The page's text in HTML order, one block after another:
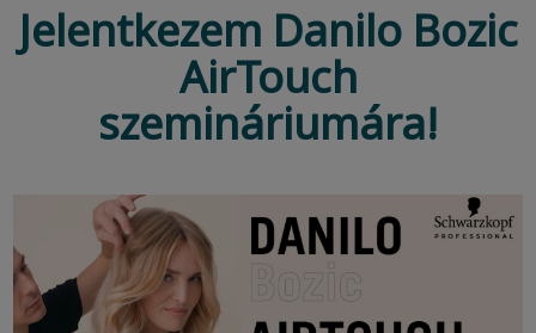
Jelentkezem Danilo Bozic
AirTouch
szemináriumára!